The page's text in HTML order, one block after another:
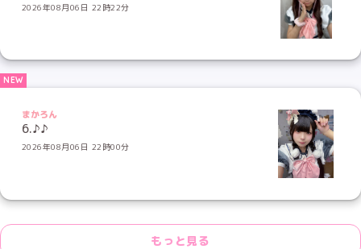
2026年08月06日 22時22分
まかろん
6.♪♪
2026年08月06日 22時00分
もっと見る